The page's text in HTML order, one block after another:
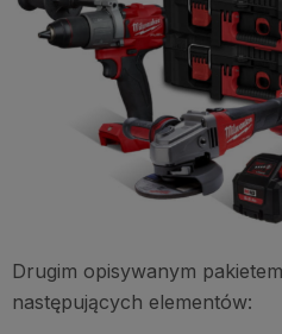
Drugim opisywanym
następujących elementów: